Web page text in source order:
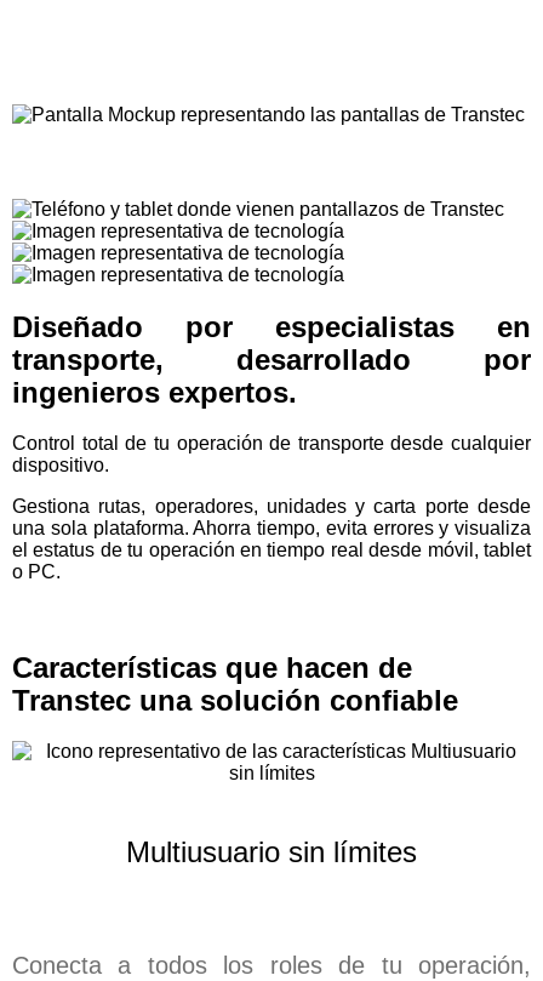
Diseñado por especialistas en
transporte, desarrollado por
ingenieros expertos.
Control total de tu operación de transporte desde cualquier
dispositivo.
Gestiona rutas, operadores, unidades y carta porte desde
una sola plataforma. Ahorra tiempo, evita errores y visualiza
el estatus de tu operación en tiempo real desde móvil, tablet
o PC.
Características que hacen de
Transtec una solución confiable
Multiusuario sin límites
Conecta a todos los roles de tu operación,